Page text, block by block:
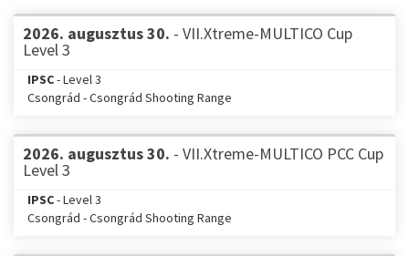
2026. augusztus 30. - VII.Xtreme-MULTICO Cup
Level 3
IPSC- Level 3
Csongrád - Csongrád Shooting Range
2026. augusztus 30. - VII.Xtreme-MULTICO PCC Cup
Level 3
IPSC- Level 3
Csongrád - Csongrád Shooting Range